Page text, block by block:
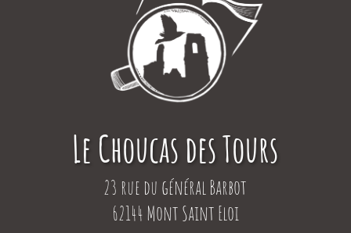
Le Choucas des Tours
23 rue du général Barbot
62144 Mont Saint Eloi